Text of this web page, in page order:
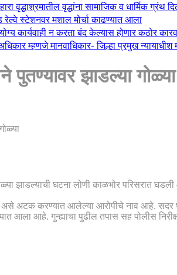
वृद्धाश्रमातील वृद्धांना सामाजिक व धार्मिक ग्रंथ
रेल्वे स्टेशनवर मशाल मोर्चा काढण्यात आला
कार्यवाही न करता बंद केल्यास होणार कठोर
म्हणजे मानवाधिकार- जिल्हा प्रमुख
पुतण्यावर झाडल्या गोळ्या
झाडल्याची घटना लोणी काळभोर परिसरात
असे अटक करण्यात आलेल्या आरोपीचे नाव आहे. सदर
आला आहे. गुन्ह्याचा पुढील तपास सह पोलीस